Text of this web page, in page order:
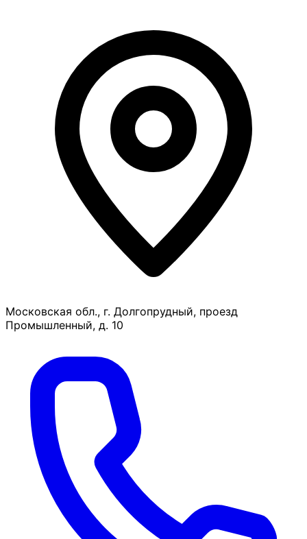
Московская обл., г. Долгопрудный, проезд
Промышленный, д. 10